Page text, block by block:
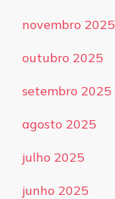
novembro 2025
outubro 2025
setembro 2025
agosto 2025
julho 2025
junho 2025